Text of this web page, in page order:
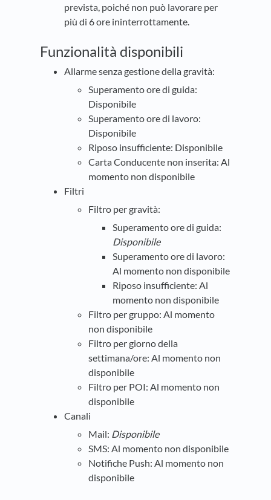
prevista, poiché non può lavorare per
più di 6 ore ininterrottamente.
Funzionalità disponibili
Allarme senza gestione della gravità:
Superamento ore di guida:
Disponibile
Superamento ore di lavoro:
Disponibile
Riposo insufficiente: Disponibile
Carta Conducente non inserita: Al
momento non disponibile
Filtri
Filtro per gravità:
Superamento ore di guida:
Disponibile
Superamento ore di lavoro:
Al momento non disponibile
Riposo insufficiente: Al
momento non disponibile
Filtro per gruppo: Al momento
non disponibile
Filtro per giorno della
settimana/ore: Al momento non
disponibile
Filtro per POI: Al momento non
disponibile
Canali
Mail: Disponibile
SMS: Al momento non disponibile
Notifiche Push: Al momento non
disponibile